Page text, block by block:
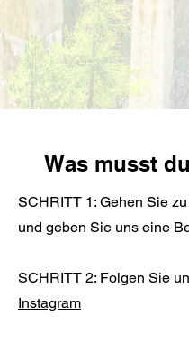
Was musst
SCHRITT 1: Gehen Sie zu
und geben Sie uns eine
SCHRITT 2: Folgen Sie
Instagram